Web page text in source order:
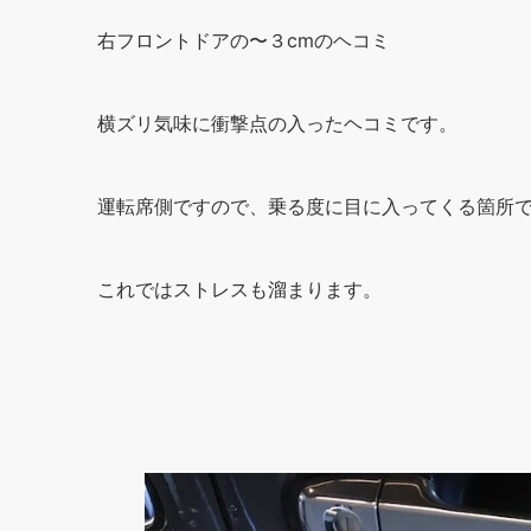
右フロントドアの〜３cmのヘコミ
横ズリ気味に衝撃点の入ったヘコミです。
運転席側ですので、乗る度に目に入ってくる箇所
これではストレスも溜まります。